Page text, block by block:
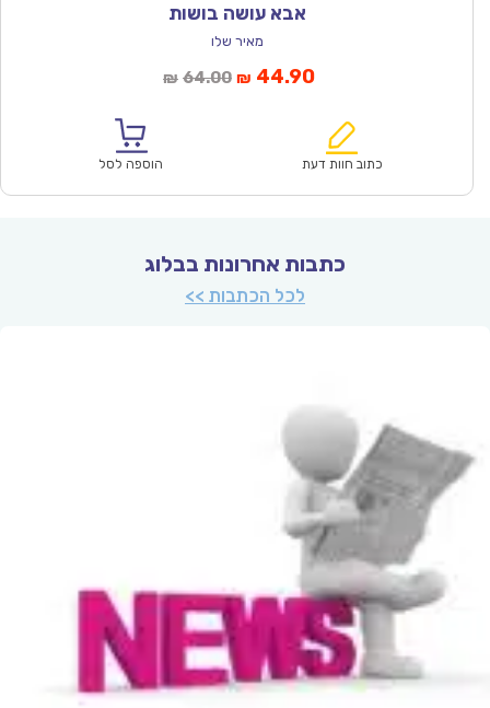
אבא עושה בושות
מאיר שלו
₪ 64.00המחיר
₪64.00.
₪ 44.90המחיר
הוא:
כתוב חוות דעת הוספה לסל
כתבות אחרונות בבלוג
לכל הכתבות >>